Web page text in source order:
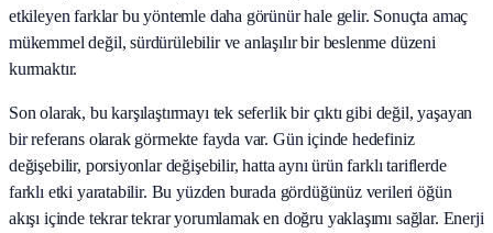
etkileyen farklar bu yöntemle daha görünür hale gelir. Sonuçta amaç
mükemmel değil, sürdürülebilir ve anlaşılır bir beslenme düzeni
kurmaktır.
Son olarak, bu karşılaştırmayı tek seferlik bir çıktı gibi değil, yaşayan
bir referans olarak görmekte fayda var. Gün içinde hedefiniz
değişebilir, porsiyonlar değişebilir, hatta aynı ürün farklı tariflerde
farklı etki yaratabilir. Bu yüzden burada gördüğünüz verileri öğün
akışı içinde tekrar tekrar yorumlamak en doğru yaklaşımı sağlar. Enerji